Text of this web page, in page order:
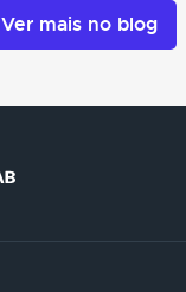
Ver mais no blog